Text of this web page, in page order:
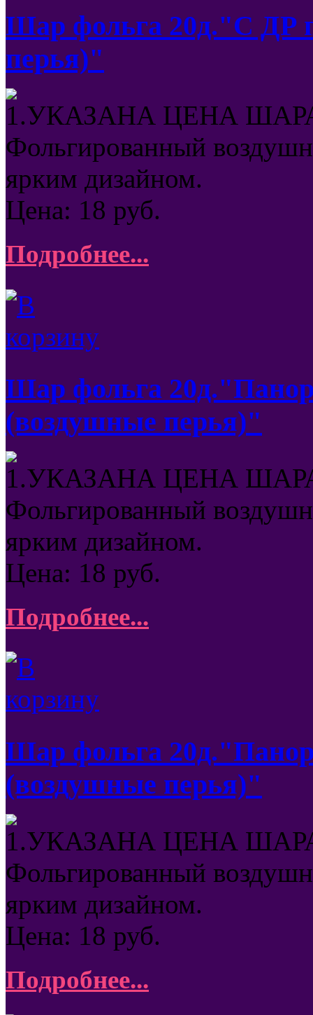
Шар фольга 20д."С ДР
перья)"
1.УКАЗАНА ЦЕНА
Фольгированный
ярким дизайном.
Цена: 18 руб.
Подробнее...
Шар фольга
(воздушные перья)"
1.УКАЗАНА ЦЕНА
Фольгированный
ярким дизайном.
Цена: 18 руб.
Подробнее...
Шар фольга
(воздушные перья)"
1.УКАЗАНА ЦЕНА
Фольгированный
ярким дизайном.
Цена: 18 руб.
Подробнее...